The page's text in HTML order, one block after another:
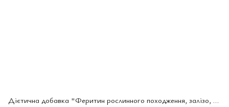
Дієтична добавка "Феритин рослинного походження, залізо, фолієва кислота" Unimat Riken, 60 шт (673059)